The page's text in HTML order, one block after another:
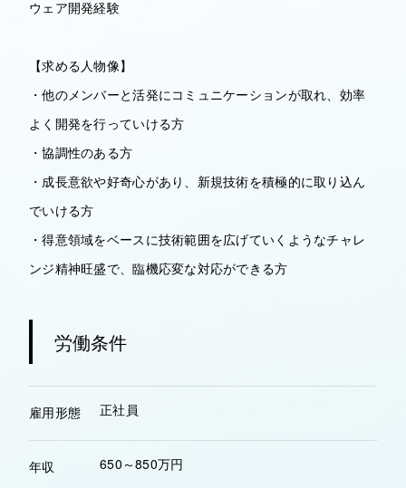
ウェア開発経験
【求める人物像】
・他のメンバーと活発にコミュニケーションが取れ、効率
よく開発を行っていける方
・協調性のある方
・成長意欲や好奇心があり、新規技術を積極的に取り込ん
でいける方
・得意領域をベースに技術範囲を広げていくようなチャレ
ンジ精神旺盛で、臨機応変な対応ができる方
労働条件
雇用形態 正社員
年収 650～850万円